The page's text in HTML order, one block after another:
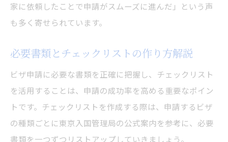
家に依頼したことで申請がスムーズに進んだ」という声
も多く寄せられています。
必要書類とチェックリストの作り方解説
ビザ申請に必要な書類を正確に把握し、チェックリスト
を活用することは、申請の成功率を高める重要なポイン
トです。チェックリストを作成する際は、申請するビザ
の種類ごとに東京入国管理局の公式案内を参考に、必要
書類を一つずつリストアップしていきましょう。